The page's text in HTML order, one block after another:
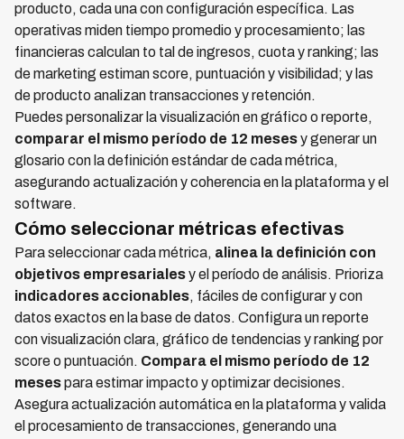
producto, cada una con configuración específica. Las
operativas miden tiempo promedio y procesamiento; las
financieras calculan to tal de ingresos, cuota y ranking; las
de marketing estiman score, puntuación y visibilidad; y las
de producto analizan transacciones y retención.
Puedes personalizar la visualización en gráfico o reporte,
comparar el mismo período de 12 mesesy generar un
glosario con la definición estándar de cada métrica,
asegurando actualización y coherencia en la plataforma y el
software.
Cómo seleccionar métricas efectivas
Para seleccionar cada métrica, alinea la definición con
objetivos empresarialesy el período de análisis. Prioriza
indicadores accionables, fáciles de configurar y con
datos exactos en la base de datos. Configura un reporte
con visualización clara, gráfico de tendencias y ranking por
score o puntuación. Compara el mismo período de 12
mesespara estimar impacto y optimizar decisiones.
Asegura actualización automática en la plataforma y valida
el procesamiento de transacciones, generando una